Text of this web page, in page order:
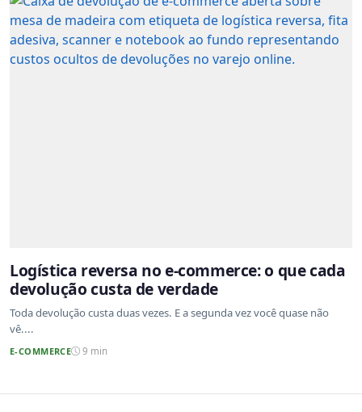
Logística reversa no e-commerce: o que cada
devolução custa de verdade
Toda devolução custa duas vezes. E a segunda vez você quase não
vê....
E-COMMERCE 9 min